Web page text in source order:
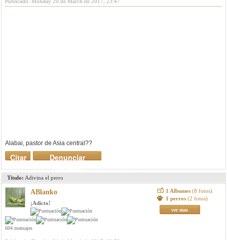
Alabai, pastor de Asia central??
Denunciar
mensaje
Citar
Titulo: Adivina el perro
ABlanko
¡Adicto!
604 mensajes
1 Albumes (8 fotos)
1 perros (2 fotos)
ver mas